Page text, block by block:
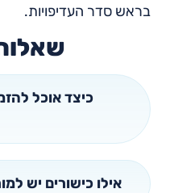
בראש סדר העדיפויות.
כיצד אוכל
אילו כישורים יש